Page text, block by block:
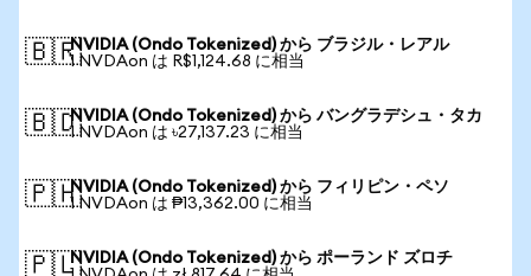
🇧🇷NVIDIA (Ondo Tokenized) から ブラジル・レアル
1 NVDAon は R$1,124.68 に相当
🇧🇩NVIDIA (Ondo Tokenized) から バングラデシュ・タカ
1 NVDAon は ৳27,137.23 に相当
🇵🇭NVIDIA (Ondo Tokenized) から フィリピン・ペソ
1 NVDAon は ₱13,362.00 に相当
🇵🇱NVIDIA (Ondo Tokenized) から ポーランド ズロチ